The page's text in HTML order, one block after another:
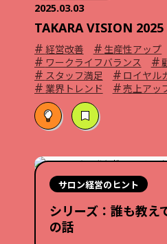
2025.03.03
TAKARA VISION 2025
# 経営改善 # 生産性アップ
# ワークライフバランス #
# スタッフ満足 # ロイヤル
# 業界トレンド #売上アッ
サロン経営のヒント
シリーズ：誰も教え
の話